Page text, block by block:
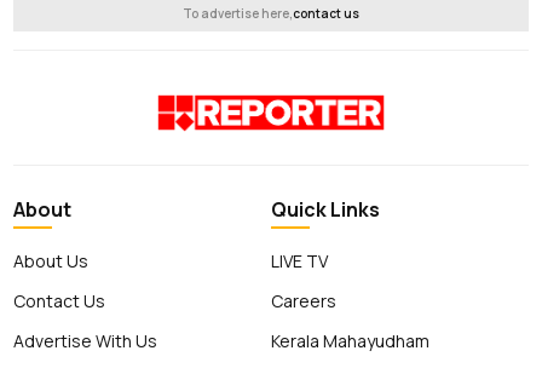
To advertise here,contact us
About
About Us
Contact Us
Advertise With Us
Quick Links
LIVE TV
Careers
Kerala Mahayudham